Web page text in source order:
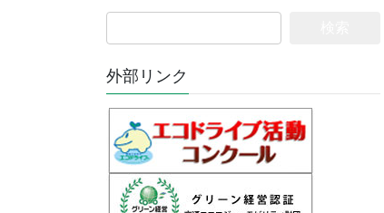
索:
外部リンク